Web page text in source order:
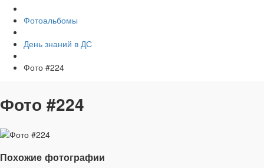
Фотоальбомы
День знаний в ДС
Фото #224
Фото #224
Похожие фотографии